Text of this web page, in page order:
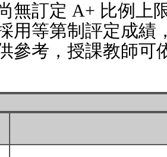
無訂定 A+ 比例上
用等第制評定成績
參考，授課教師可